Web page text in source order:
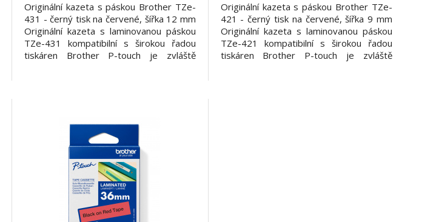
Originální kazeta s páskou Brother TZe-
431 - černý tisk na červené, šířka 12 mm
Originální kazeta s laminovanou páskou
TZe-431 kompatibilní s širokou řadou
tiskáren Brother P-touch je zvláště
Originální kazeta s páskou Brother TZe-
421 - černý tisk na červené, šířka 9 mm
Originální kazeta s laminovanou páskou
TZe-421 kompatibilní s širokou řadou
tiskáren Brother P-touch je zvláště